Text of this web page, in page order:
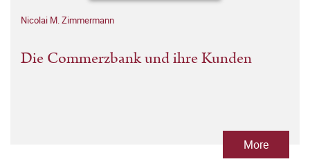
Nicolai M. Zimmermann
Die Commerzbank und ihre Kunden
More